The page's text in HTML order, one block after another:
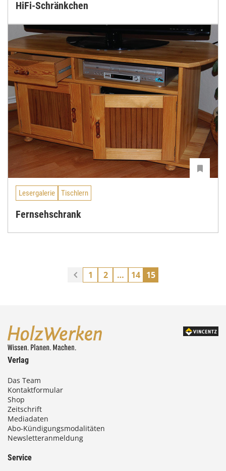
HiFi-Schränkchen
Lesergalerie Tischlern
Fernsehschrank
1 2 … 14 15
Verlag
Das Team
Kontaktformular
Shop
Zeitschrift
Mediadaten
Abo-Kündigungsmodalitäten
Newsletteranmeldung
Service